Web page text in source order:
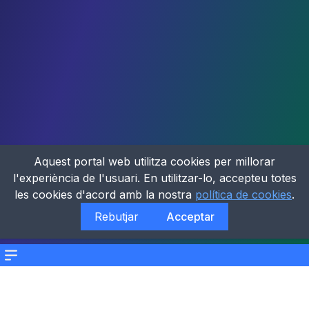
Menu
Aquest portal web utilitza cookies per millorar
l'experiència de l'usuari. En utilitzar-lo, accepteu totes
les cookies d'acord amb la nostra política de cookies.
Rebutjar
Acceptar